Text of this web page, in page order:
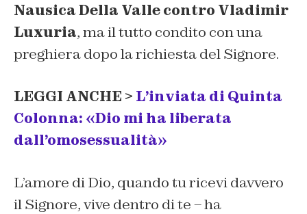
Nausica Della Valle contro Vladimir
Luxuria, ma il tutto condito con una
preghiera dopo la richiesta del Signore.
LEGGI ANCHE > L’inviata di Quinta
Colonna: «Dio mi ha liberata
dall’omosessualità»
L’amore di Dio, quando tu ricevi davvero
il Signore, vive dentro di te – ha